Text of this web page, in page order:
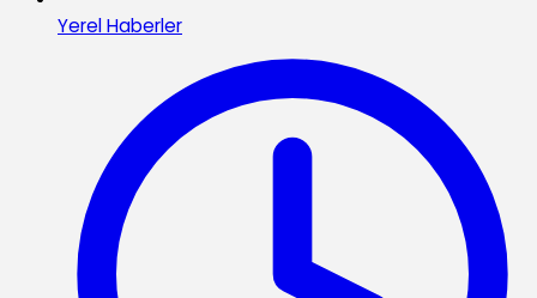
Yerel Haberler